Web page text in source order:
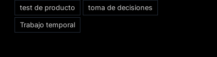
test de producto toma de decisiones
Trabajo temporal